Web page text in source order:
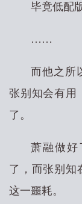
毕竟低配
……
而他之所
张别知会有用
了。
萧融做好
了，而张别知
这一噩耗。